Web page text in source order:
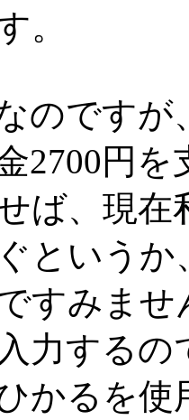
。
のですが
2700円
ば、現在
という
すみま
力する
かるを使